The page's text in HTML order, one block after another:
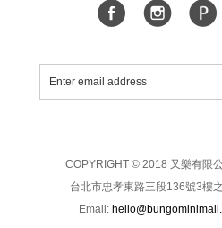
COPYRIGHT © 2018 又樂有限
台北市忠孝東路三段136號3樓
Email: